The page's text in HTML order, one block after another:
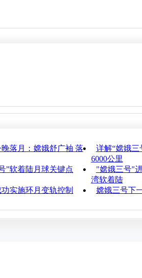
晚落月：嫦娥舒广袖 落
详解“嫦娥
6000公里
”软着陆月球关键点
"嫦娥三号"
湾软着陆
实施环月变轨控制
嫦娥三号下